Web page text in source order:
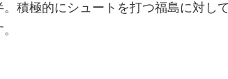
積極的にシュートを打つ福島に対し